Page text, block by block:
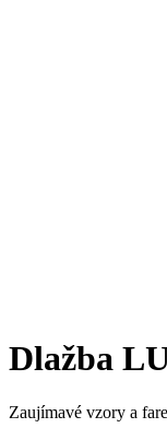
Dlažba
Zaujímavé vzory a